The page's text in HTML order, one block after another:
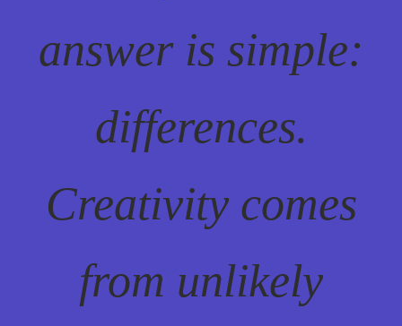
answer is simple:
differences.
Creativity comes
from unlikely